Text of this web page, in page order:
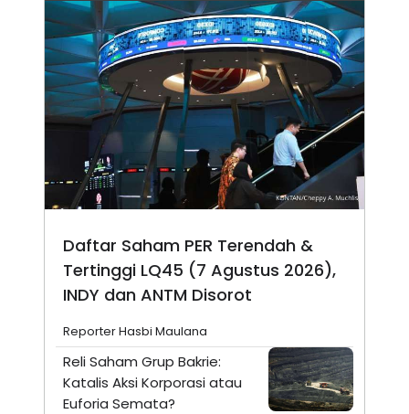
Daftar Saham PER Terendah &
Tertinggi LQ45 (7 Agustus 2026),
INDY dan ANTM Disorot
Reporter Hasbi Maulana
Reli Saham Grup Bakrie:
Katalis Aksi Korporasi atau
Euforia Semata?